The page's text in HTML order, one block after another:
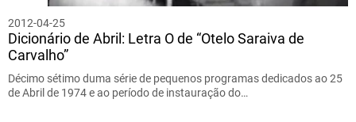
2012-04-25
Dicionário de Abril: Letra O de “Otelo Saraiva de
Carvalho”
Décimo sétimo duma série de pequenos programas dedicados ao 25
de Abril de 1974 e ao período de instauração do…